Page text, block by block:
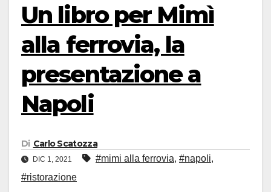
Un libro per Mimì
alla ferrovia, la
presentazione a
Napoli
Di Carlo Scatozza
DIC 1, 2021 #mimi alla ferrovia, #napoli,
#ristorazione